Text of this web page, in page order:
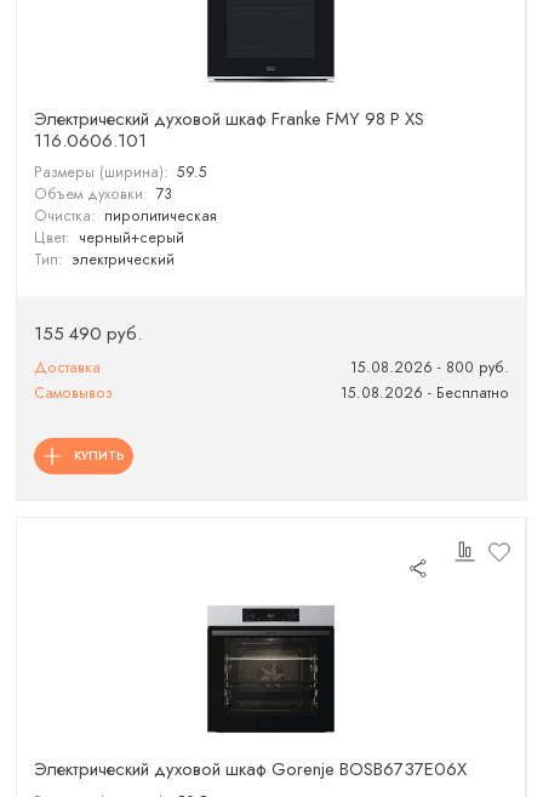
Электрический духовой шкаф Franke FMY 98 P XS
116.0606.101
Размеры (ширина): 59.5
Объем духовки: 73
Очистка: пиролитическая
Цвет: черный+cерый
Тип: электрический
155 490 руб.
Доставка
15.08.2026 - 800 руб.
Самовывоз
15.08.2026 - Бесплатно
КУПИТЬ
Электрический духовой шкаф Gorenje BOSB6737E06X